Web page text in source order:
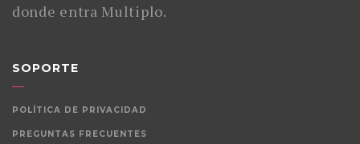
donde entra Multiplo.
SOPORTE
POLÍTICA DE PRIVACIDAD
PREGUNTAS FRECUENTES